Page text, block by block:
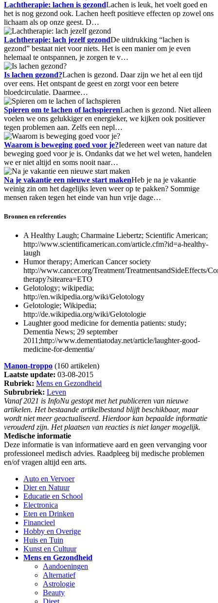
Lachtherapie: lachen is gezondLachen is leuk, het voelt goed en
het is nog gezond ook. Lachen heeft positieve effecten op zowel ons
lichaam als op onze geest. D…
Lachtherapie: lach jezelf gezondDe uitdrukking “lachen is
gezond” bestaat niet voor niets. Het is een manier om je even
helemaal te ontspannen, je zorgen te v…
Is lachen gezond?Lachen is gezond. Daar zijn we het al een tijd
over eens. Het ontspant de geest en zorgt voor een betere
bloedcirculatie. Daarmee…
Spieren om te lachen of lachspierenLachen is gezond. Niet alleen
voelen we ons gelukkiger en energieker, we kijken ook positiever
tegen problemen aan. Zelfs een nepl…
Waarom is beweging goed voor je?Iedereen weet van nature dat
beweging goed voor je is. Ondanks dat we het wel weten, handelen
we er niet altijd en soms nooit naar…
Na je vakantie een nieuwe start makenHeb je na je vakantie
weinig zin om het dagelijks leven weer op te pakken? Sommige
mensen raken tegen het einde van hun vrije dage…
Bronnen en referenties
A Healthy Laugh; Charmaine Liebertz; Scientific American;
http://www.scientificamerican.com/article.cfm?id=a-healthy-
laugh
Humor therapy; American Cancer society
http://www.cancer.org/Treatment/TreatmentsandSideEffects/
therapy?sitearea=ETO
Gelotology; wikipedia;
http://en.wikipedia.org/wiki/Gelotology
Gelotologie; Wikipedia;
http://de.wikipedia.org/wiki/Gelotologie
Laughter good medicine for dementia patients: study;
Dementia News; 29 september
2011;http://www.dementiatoday.net/article/laughter-good-
medicine-for-dementia/
Manon-troppo (160 artikelen)
Laatste update: 03-08-2015
Rubriek: Mens en Gezondheid
Subrubriek: Leven
Vanaf 2021 is InfoNu gestopt met het publiceren van nieuwe
artikelen. Het bestaande artikelbestand blijft beschikbaar, maar
wordt niet meer geactualiseerd. Hierdoor kan bepaalde informatie
verouderd zijn. Het plaatsen van reacties is niet langer mogelijk.
Medische informatie
Deze informatie is van informatieve aard en geen vervanging voor
professioneel medisch advies. Raadpleeg bij medische problemen
en/of vragen altijd een arts.
Auto en Vervoer
Dier en Natuur
Educatie en School
Electronica
Eten en Drinken
Financieel
Hobby en Overige
Huis en Tuin
Kunst en Cultuur
Mens en Gezondheid
Aandoeningen
Alternatief
Astrologie
Beauty